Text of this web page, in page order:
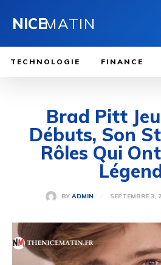
NICEMATIN
TECHNOLOGIE FINANCE
Brad Pitt
Débuts, Son
Rôles Qui
BY ADMIN SEPTEMBRE 3,